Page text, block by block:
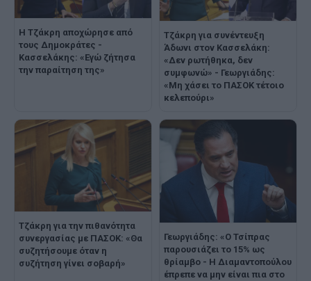
Η Τζάκρη αποχώρησε από
τους Δημοκράτες -
Κασσελάκης: «Εγώ ζήτησα
την παραίτηση της»
Τζάκρη για συνέντευξη
Άδωνι στον Κασσελάκη:
«Δεν ρωτήθηκα, δεν
συμφωνώ» - Γεωργιάδης:
«Μη χάσει το ΠΑΣΟΚ τέτοιο
κελεπούρι»
Τζάκρη για την πιθανότητα
συνεργασίας με ΠΑΣΟΚ: «Θα
συζητήσουμε όταν η
συζήτηση γίνει σοβαρή»
Γεωργιάδης: «Ο Τσίπρας
παρουσιάζει το 15% ως
θρίαμβο - Η Διαμαντοπούλου
έπρεπε να μην είναι πια στο